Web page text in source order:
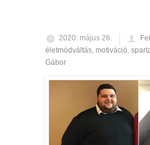
2020. május 26.
életmódváltás, motiváció,
Gábor